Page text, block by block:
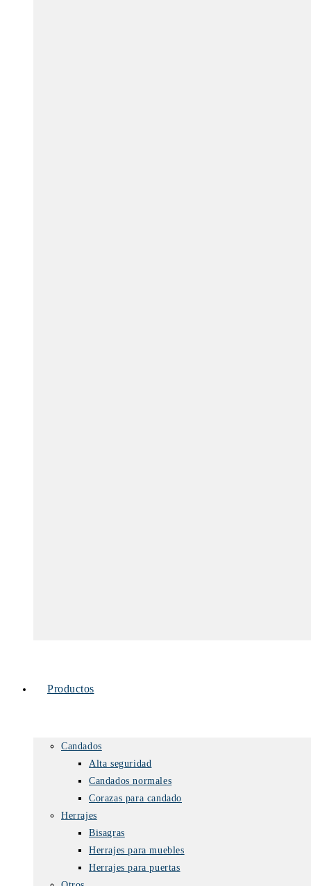
Productos
Candados
Alta seguridad
Candados normales
Corazas para candado
Herrajes
Bisagras
Herrajes para muebles
Herrajes para puertas